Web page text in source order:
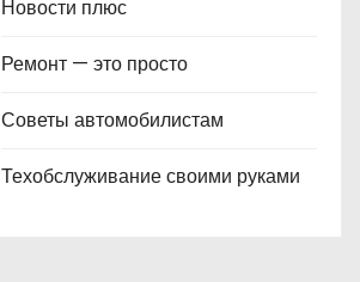
Новости плюс
Ремонт — это просто
Советы автомобилистам
Техобслуживание своими руками